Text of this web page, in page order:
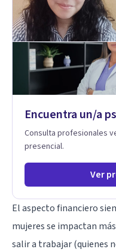
sentido. Considero que
desarrollamos una
interior y de la manera
en nuestra forma de sentir,
es ofrecer un espacio
basado en la
ritmo de cada persona.
de la psicología con un
fortalecer sus recursos
resiliencia y bienestar. Creo profundamente en la
autoconciencia como un
transformación personal
auténtica y significativa.
Encuentra un/a
Consulta profesionales
presencial.
Ver
El aspecto financiero
mujeres se impactan
salir a trabajar (quienes